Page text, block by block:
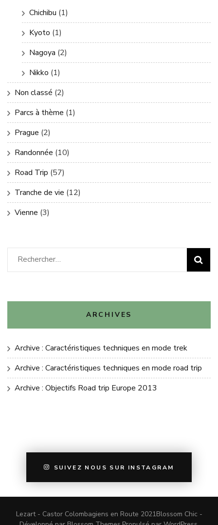
Chichibu (1)
Kyoto (1)
Nagoya (2)
Nikko (1)
Non classé (2)
Parcs à thème (1)
Prague (2)
Randonnée (10)
Road Trip (57)
Tranche de vie (12)
Vienne (3)
Rechercher :
ARCHIVES
Archive : Caractéristiques techniques en mode trek
Archive : Caractéristiques techniques en mode road trip
Archive : Objectifs Road trip Europe 2013
SUIVEZ NOUS SUR INSTAGRAM
Lezart - Castor Colombagiens en Route 2021Blossom Chic -